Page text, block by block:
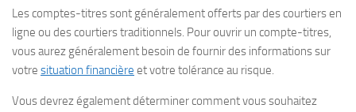
Les comptes-titres sont généralement offerts par des courtiers en
ligne ou des courtiers traditionnels. Pour ouvrir un compte-titres,
vous aurez généralement besoin de fournir des informations sur
votre situation financière et votre tolérance au risque.
Vous devrez également déterminer comment vous souhaitez